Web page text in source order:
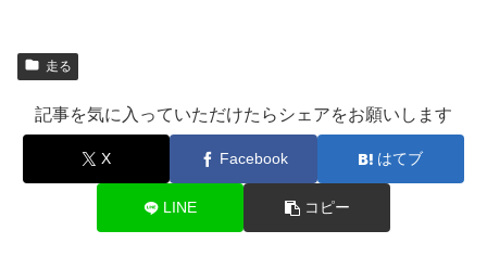
走る
記事を気に入っていただけたらシェアをお願いします
X Facebook はてブ
LINE コピー